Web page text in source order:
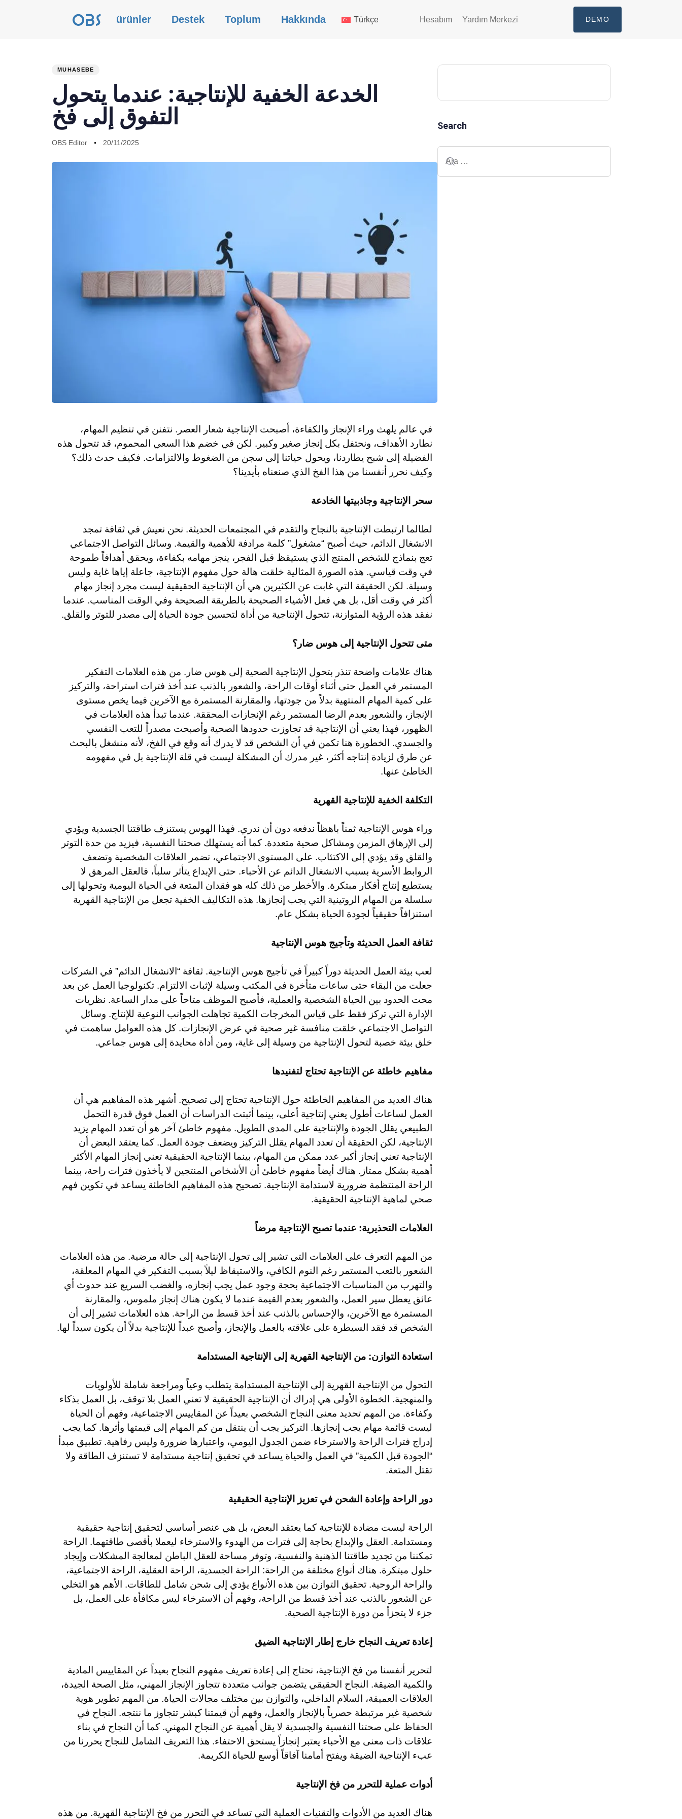
ürünler Destek Toplum Hakkında Türkçe Hesabım Yardım Merkezi DEMO
PUBLISHED
MUHASEBE
الخدعة الخفية للإنتاجية: عندما يتحول
التفوق إلى فخ
Author
OBS Editor
Published
20/11/2025
في عالم يلهث وراء الإنجاز والكفاءة، أصبحت الإنتاجية شعار العصر. نتفنن في تنظيم المهام،
نطارد الأهداف، ونحتفل بكل إنجاز صغير وكبير. لكن في خضم هذا السعي المحموم، قد تتحول هذه
الفضيلة إلى شبح يطاردنا، ويحول حياتنا إلى سجن من الضغوط والالتزامات. فكيف حدث ذلك؟
وكيف نحرر أنفسنا من هذا الفخ الذي صنعناه بأيدينا؟
سحر الإنتاجية وجاذبيتها الخادعة
لطالما ارتبطت الإنتاجية بالنجاح والتقدم في المجتمعات الحديثة. نحن نعيش في ثقافة تمجد
الانشغال الدائم، حيث أصبح “مشغول” كلمة مرادفة للأهمية والقيمة. وسائل التواصل الاجتماعي
تعج بنماذج للشخص المنتج الذي يستيقظ قبل الفجر، ينجز مهامه بكفاءة، ويحقق أهدافاً طموحة
في وقت قياسي. هذه الصورة المثالية خلقت هالة حول مفهوم الإنتاجية، جاعلة إياها غاية وليس
وسيلة. لكن الحقيقة التي غابت عن الكثيرين هي أن الإنتاجية الحقيقية ليست مجرد إنجاز مهام
أكثر في وقت أقل، بل هي فعل الأشياء الصحيحة بالطريقة الصحيحة وفي الوقت المناسب. عندما
نفقد هذه الرؤية المتوازنة، تتحول الإنتاجية من أداة لتحسين جودة الحياة إلى مصدر للتوتر والقلق.
متى تتحول الإنتاجية إلى هوس ضار؟
هناك علامات واضحة تنذر بتحول الإنتاجية الصحية إلى هوس ضار. من هذه العلامات التفكير
المستمر في العمل حتى أثناء أوقات الراحة، والشعور بالذنب عند أخذ فترات استراحة، والتركيز
على كمية المهام المنتهية بدلاً من جودتها، والمقارنة المستمرة مع الآخرين فيما يخص مستوى
الإنجاز، والشعور بعدم الرضا المستمر رغم الإنجازات المحققة. عندما تبدأ هذه العلامات في
الظهور، فهذا يعني أن الإنتاجية قد تجاوزت حدودها الصحية وأصبحت مصدراً للتعب النفسي
والجسدي. الخطورة هنا تكمن في أن الشخص قد لا يدرك أنه وقع في الفخ، لأنه منشغل بالبحث
عن طرق لزيادة إنتاجه أكثر، غير مدرك أن المشكلة ليست في قلة الإنتاجية بل في مفهومه
الخاطئ عنها.
التكلفة الخفية للإنتاجية القهرية
وراء هوس الإنتاجية ثمناً باهظاً ندفعه دون أن ندري. فهذا الهوس يستنزف طاقتنا الجسدية ويؤدي
إلى الإرهاق المزمن ومشاكل صحية متعددة. كما أنه يستهلك صحتنا النفسية، فيزيد من حدة التوتر
والقلق وقد يؤدي إلى الاكتئاب. على المستوى الاجتماعي، تضمر العلاقات الشخصية وتضعف
الروابط الأسرية بسبب الانشغال الدائم عن الأحباء. حتى الإبداع يتأثر سلباً، فالعقل المرهق لا
يستطيع إنتاج أفكار مبتكرة. والأخطر من ذلك كله هو فقدان المتعة في الحياة اليومية وتحولها إلى
سلسلة من المهام الروتينية التي يجب إنجازها. هذه التكاليف الخفية تجعل من الإنتاجية القهرية
استنزافاً حقيقياً لجودة الحياة بشكل عام.
ثقافة العمل الحديثة وتأجيج هوس الإنتاجية
لعب بيئة العمل الحديثة دوراً كبيراً في تأجيج هوس الإنتاجية. ثقافة “الانشغال الدائم” في الشركات
جعلت من البقاء حتى ساعات متأخرة في المكتب وسيلة لإثبات الالتزام. تكنولوجيا العمل عن بعد
محت الحدود بين الحياة الشخصية والعملية، فأصبح الموظف متاحاً على مدار الساعة. نظريات
الإدارة التي تركز فقط على قياس المخرجات الكمية تجاهلت الجوانب النوعية للإنتاج. وسائل
التواصل الاجتماعي خلقت منافسة غير صحية في عرض الإنجازات. كل هذه العوامل ساهمت في
خلق بيئة خصبة لتحول الإنتاجية من وسيلة إلى غاية، ومن أداة محايدة إلى هوس جماعي.
مفاهيم خاطئة عن الإنتاجية تحتاج لتفنيدها
هناك العديد من المفاهيم الخاطئة حول الإنتاجية تحتاج إلى تصحيح. أشهر هذه المفاهيم هي أن
العمل لساعات أطول يعني إنتاجية أعلى، بينما أثبتت الدراسات أن العمل فوق قدرة التحمل
الطبيعي يقلل الجودة والإنتاجية على المدى الطويل. مفهوم خاطئ آخر هو أن تعدد المهام يزيد
الإنتاجية، لكن الحقيقة أن تعدد المهام يقلل التركيز ويضعف جودة العمل. كما يعتقد البعض أن
الإنتاجية تعني إنجاز أكبر عدد ممكن من المهام، بينما الإنتاجية الحقيقية تعني إنجاز المهام الأكثر
أهمية بشكل ممتاز. هناك أيضاً مفهوم خاطئ أن الأشخاص المنتجين لا يأخذون فترات راحة، بينما
الراحة المنتظمة ضرورية لاستدامة الإنتاجية. تصحيح هذه المفاهيم الخاطئة يساعد في تكوين فهم
صحي لماهية الإنتاجية الحقيقية.
العلامات التحذيرية: عندما تصبح الإنتاجية مرضاً
من المهم التعرف على العلامات التي تشير إلى تحول الإنتاجية إلى حالة مرضية. من هذه العلامات
الشعور بالتعب المستمر رغم النوم الكافي، والاستيقاظ ليلاً بسبب التفكير في المهام المعلقة،
والتهرب من المناسبات الاجتماعية بحجة وجود عمل يجب إنجازه، والغضب السريع عند حدوث أي
عائق يعطل سير العمل، والشعور بعدم القيمة عندما لا يكون هناك إنجاز ملموس، والمقارنة
المستمرة مع الآخرين، والإحساس بالذنب عند أخذ قسط من الراحة. هذه العلامات تشير إلى أن
الشخص قد فقد السيطرة على علاقته بالعمل والإنجاز، وأصبح عبداً للإنتاجية بدلاً أن يكون سيداً لها.
استعادة التوازن: من الإنتاجية القهرية إلى الإنتاجية المستدامة
التحول من الإنتاجية القهرية إلى الإنتاجية المستدامة يتطلب وعياً ومراجعة شاملة للأولويات
والمنهجية. الخطوة الأولى هي إدراك أن الإنتاجية الحقيقية لا تعني العمل بلا توقف، بل العمل بذكاء
وكفاءة. من المهم تحديد معنى النجاح الشخصي بعيداً عن المقاييس الاجتماعية، وفهم أن الحياة
ليست قائمة مهام يجب إنجازها. التركيز يجب أن ينتقل من كم المهام إلى قيمتها وأثرها. كما يجب
إدراج فترات الراحة والاسترخاء ضمن الجدول اليومي، واعتبارها ضرورة وليس رفاهية. تطبيق مبدأ
“الجودة قبل الكمية” في العمل والحياة يساعد في تحقيق إنتاجية مستدامة لا تستنزف الطاقة ولا
تقتل المتعة.
دور الراحة وإعادة الشحن في تعزيز الإنتاجية الحقيقية
الراحة ليست مضادة للإنتاجية كما يعتقد البعض، بل هي عنصر أساسي لتحقيق إنتاجية حقيقية
ومستدامة. العقل والإبداع بحاجة إلى فترات من الهدوء والاسترخاء ليعملا بأقصى طاقتهما. الراحة
تمكننا من تجديد طاقتنا الذهنية والنفسية، وتوفر مساحة للعقل الباطن لمعالجة المشكلات وإيجاد
حلول مبتكرة. هناك أنواع مختلفة من الراحة: الراحة الجسدية، الراحة العقلية، الراحة الاجتماعية،
والراحة الروحية. تحقيق التوازن بين هذه الأنواع يؤدي إلى شحن شامل للطاقات. الأهم هو التخلي
عن الشعور بالذنب عند أخذ قسط من الراحة، وفهم أن الاسترخاء ليس مكافأة على العمل، بل
جزء لا يتجزأ من دورة الإنتاجية الصحية.
إعادة تعريف النجاح خارج إطار الإنتاجية الضيق
لتحرير أنفسنا من فخ الإنتاجية، نحتاج إلى إعادة تعريف مفهوم النجاح بعيداً عن المقاييس المادية
والكمية الضيقة. النجاح الحقيقي يتضمن جوانب متعددة تتجاوز الإنجاز المهني، مثل الصحة الجيدة،
العلاقات العميقة، السلام الداخلي، والتوازن بين مختلف مجالات الحياة. من المهم تطوير هوية
شخصية غير مرتبطة حصرياً بالإنجاز والعمل، وفهم أن قيمتنا كبشر تتجاوز ما ننتجه. النجاح في
الحفاظ على صحتنا النفسية والجسدية لا يقل أهمية عن النجاح المهني. كما أن النجاح في بناء
علاقات ذات معنى مع الأحباء يعتبر إنجازاً يستحق الاحتفاء. هذا التعريف الشامل للنجاح يحررنا من
عبء الإنتاجية الضيقة ويفتح أمامنا آفاقاً أوسع للحياة الكريمة.
أدوات عملية للتحرر من فخ الإنتاجية
هناك العديد من الأدوات والتقنيات العملية التي تساعد في التحرر من فخ الإنتاجية القهرية. من هذه
Search